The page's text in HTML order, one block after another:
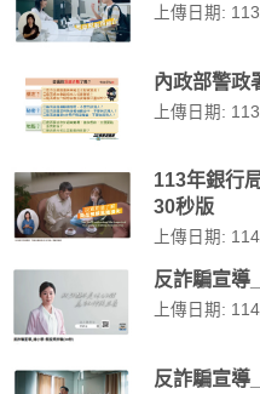
上傳日期:
內政部警政
上傳日期:
113年銀行
30秒版
上傳日期:
反詐騙宣導
上傳日期:
反詐騙宣導